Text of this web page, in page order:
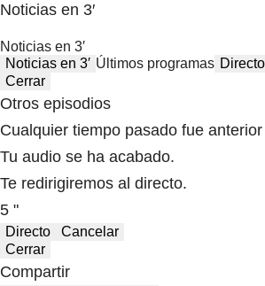
Noticias en 3′
Noticias en 3′
Noticias en 3′ Últimos programas Directo
Cerrar
Otros episodios
Cualquier tiempo pasado fue anterior
Tu audio se ha acabado.
Te redirigiremos al directo.
5 "
Directo
Cancelar
Cerrar
Compartir